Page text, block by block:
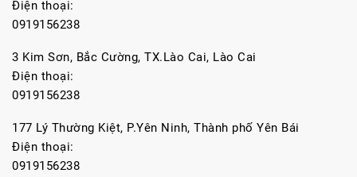
Điện thoại:
0919156238
3 Kim Sơn, Bắc Cường, TX.Lào Cai, Lào Cai
Điện thoại:
0919156238
177 Lý Thường Kiệt, P.Yên Ninh, Thành phố Yên Bái
Điện thoại:
0919156238